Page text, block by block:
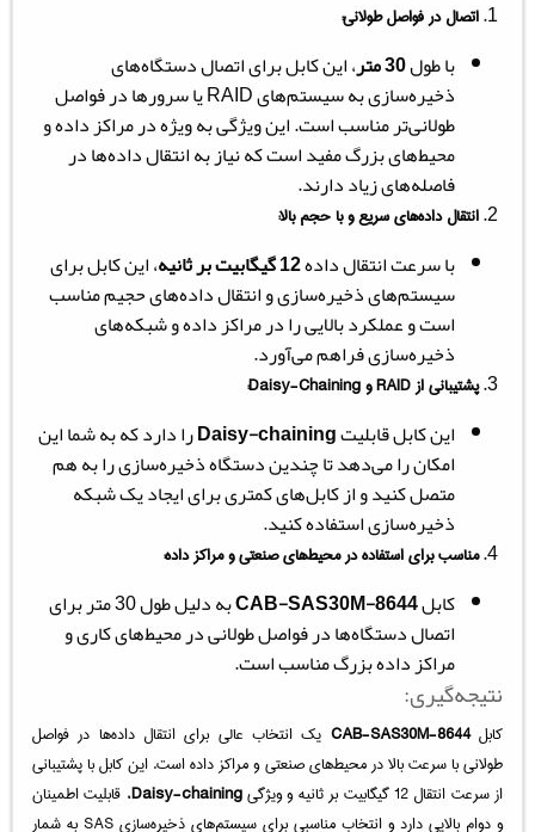
اتصال در فواصل طولانی:
با طول30 متر ، این کابل برای اتصال دستگاه‌های
ذخیره‌سازی به سیستم‌های RAID یا سرورها در فواصل
طولانی‌تر مناسب است. این ویژگی به ویژه در مراکز داده و
محیط‌های بزرگ مفید است که نیاز به انتقال داده‌ها در
فاصله‌های زیاد دارند.
انتقال داده‌های سریع و با حجم بالا:
با سرعت انتقال داده12 گیگابیت بر ثانیه ، این کابل برای
سیستم‌های ذخیره‌سازی و انتقال داده‌های حجیم مناسب
است و عملکرد بالایی را در مراکز داده و شبکه‌های
ذخیره‌سازی فراهم می‌آورد.
پشتیبانی از RAIDوDaisy-Chaining
:
این کابل قابلیتDaisy-chainingرا دارد که به شما این
امکان را می‌دهد تا چندین دستگاه ذخیره‌سازی را به هم
متصل کنید و از کابل‌های کمتری برای ایجاد یک شبکه
ذخیره‌سازی استفاده کنید.
مناسب برای استفاده در محیط‌های صنعتی و مراکز داده:
کابلCAB-SAS30M-8644 به دلیل طول 30 متر برای
اتصال دستگاه‌ها در فواصل طولانی در محیط‌های کاری و
مراکز داده بزرگ مناسب است.
نتیجه‌گیری:
کابلCAB-SAS30M-8644 یک انتخاب عالی برای انتقال داده‌ها در فواصل
طولانی با سرعت بالا در محیط‌های صنعتی و مراکز داده است. این کابل با پشتیبانی
از سرعت انتقال 12 گیگابیت بر ثانیه و ویژگی
Daisy-chaining، قابلیت اطمینان
و دوام بالایی دارد و انتخاب مناسبی برای سیستم‌های ذخیره‌سازی SAS به شمار